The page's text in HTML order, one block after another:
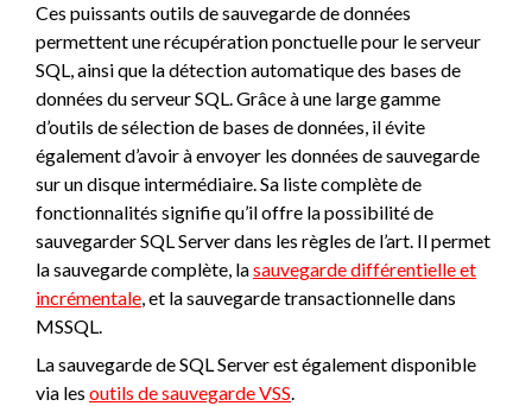
Ces puissants outils de sauvegarde de données
permettent une récupération ponctuelle pour le serveur
SQL, ainsi que la détection automatique des bases de
données du serveur SQL. Grâce à une large gamme
d’outils de sélection de bases de données, il évite
également d’avoir à envoyer les données de sauvegarde
sur un disque intermédiaire. Sa liste complète de
fonctionnalités signifie qu’il offre la possibilité de
sauvegarder SQL Server dans les règles de l’art. Il permet
la sauvegarde complète, lasauvegarde différentielle et
incrémentale, et la sauvegarde transactionnelle dans
MSSQL.
La sauvegarde de SQL Server est également disponible
via les outils de sauvegarde VSS.